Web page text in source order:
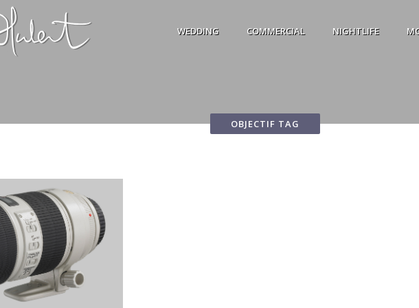
WEDDING COMMERCIAL NIGHTLIFE
OBJECTIF TAG